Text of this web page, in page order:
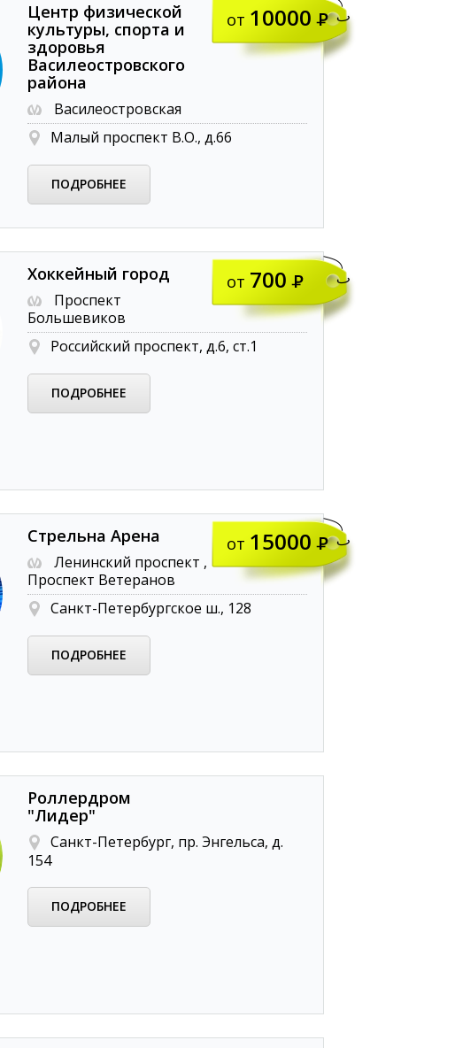
Центр физической
культуры, спорта и
здоровья
Василеостровского
района
Василеостровская
Малый проспект В.О., д.66
ПОДРОБНЕЕ
от 10000
Хоккейный город
Проспект
Большевиков
Российский проспект, д.6, ст.1
ПОДРОБНЕЕ
от 700
Стрельна Арена
Ленинский проспект ,
Проспект Ветеранов
Санкт-Петербургское ш., 128
ПОДРОБНЕЕ
от 15000
Роллердром
"Лидер"
Санкт-Петербург, пр. Энгельса, д.
154
ПОДРОБНЕЕ